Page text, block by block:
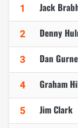
1 Jack
2 Denny
3 Dan
4 Graham
5 Jim Clark